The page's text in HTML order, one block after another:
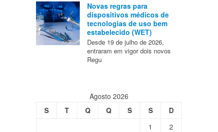
Novas regras para
dispositivos médicos de
tecnologias de uso bem
estabelecido (WET)
Desde 19 de julho de 2026,
entraram em vigor dois novos
Regu
Agosto 2026
S
T Q Q S S
D
1
2